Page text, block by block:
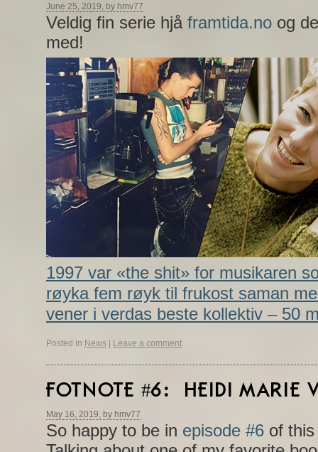
June 25, 2019, by hmv77
Veldig fin serie hjå framtida.no og
med!
1997 var «the shit» for musikaren
røyka fem røyk til frukost saman
vener i verdas beste kollektiv – 50
Posted in News | Leave a comment
FOTNOTE #6: HEIDI MARIE
May 16, 2019, by hmv77
So happy to be in episode #6 of